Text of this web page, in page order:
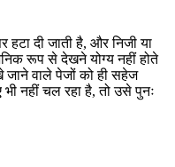
दी जाती है, और निजी या
रूप से देखने योग्य नहीं होते
वाले पेजों को ही सहेज
नहीं चल रहा है, तो उसे पुनः